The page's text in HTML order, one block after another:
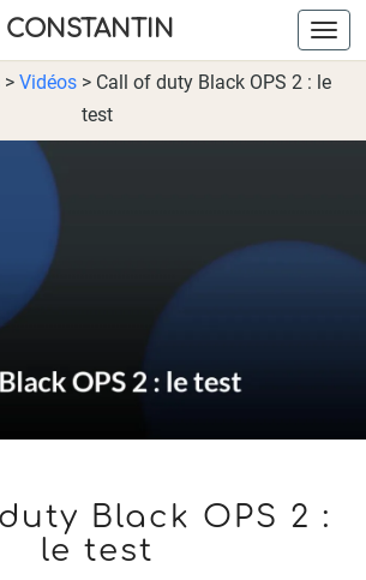
> Vidéos > Call of duty Black OPS 2 : le
test
OF
DUTY
BLACK
Black OPS 2 :
le test